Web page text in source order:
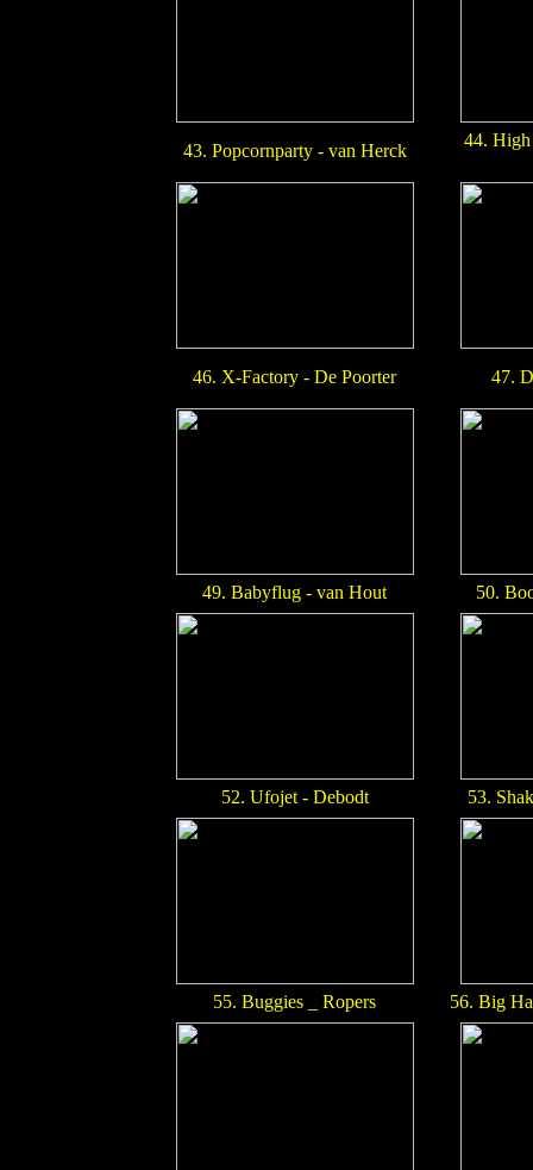
43. Popcornparty - van Herck
44.
46. X-Factory - De Poorter 47.
49. Babyflug - van Hout 50.
52. Ufojet - Debodt 53.
55. Buggies _ Ropers 56. Big